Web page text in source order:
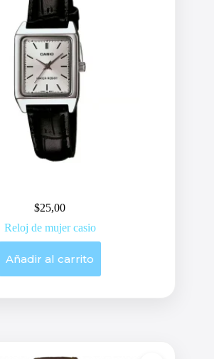
$25,00
Reloj de mujer casio
Añadir al carrito